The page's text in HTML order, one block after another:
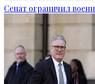
Сенат ограничил